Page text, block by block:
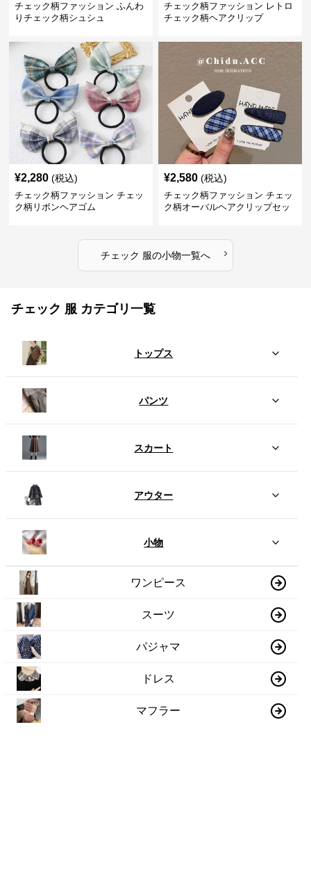
チェック柄ファッション ふんわ
りチェック柄シュシュ
チェック柄ファッション レトロ
チェック柄ヘアクリップ
¥2,280 (税込)
チェック柄ファッション チェッ
ク柄リボンヘアゴム
¥2,580 (税込)
チェック柄ファッション チェッ
ク柄オーバルヘアクリップセッ
チェック 服の小物一覧へ ›
チェック 服 カテゴリ一覧
トップス
パンツ
スカート
アウター
小物
ワンピース
スーツ
パジャマ
ドレス
マフラー